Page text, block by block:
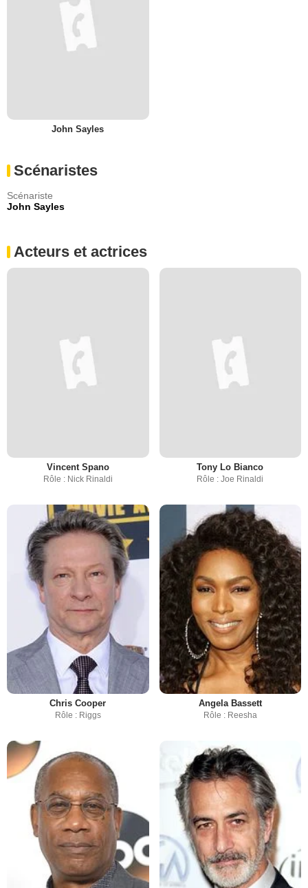
John Sayles
Scénaristes
Scénariste
John Sayles
Acteurs et actrices
Vincent Spano
Rôle : Nick Rinaldi
Tony Lo Bianco
Rôle : Joe Rinaldi
Chris Cooper
Rôle : Riggs
Angela Bassett
Rôle : Reesha